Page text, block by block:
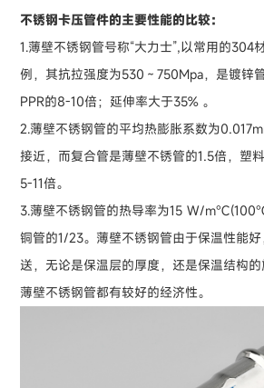
不锈钢卡压管件的主要性能的比较：
1.薄壁不锈钢管号称“大力士”,以常用的304
例，其抗拉强度为530～750Mpa，是镀锌
PPR的8-10倍；延伸率大于35% 。
2.薄壁不锈钢管的平均热膨胀系数为
接近，而复合管是薄壁不锈管的1.5倍，塑
5-11倍。
3.薄壁不锈钢管的热导率为15 W/
铜管的1/23。薄壁不锈钢管由于保温性能
送，无论是保温层的厚度，还是保温结构的
薄壁不锈钢管都有较好的经济性。